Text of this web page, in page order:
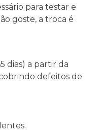
para testar e
goste, a troca é
dias) a partir da
defeitos de